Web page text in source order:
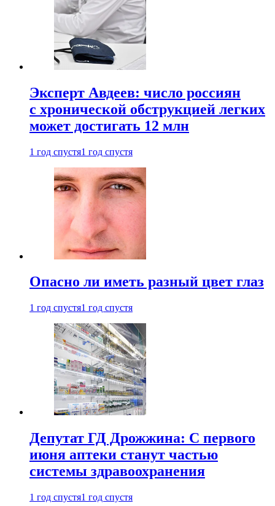
Эксперт Авдеев: число россиян
с хронической обструкцией легких
может достигать 12 млн
1 год спустя1 год спустя
Опасно ли иметь разный цвет глаз
1 год спустя1 год спустя
Депутат ГД Дрожжина: С первого
июня аптеки станут частью
системы здравоохранения
1 год спустя1 год спустя